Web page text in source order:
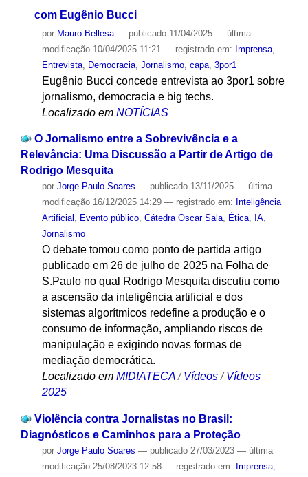
com Eugênio Bucci
por Mauro Bellesa — publicado11/04/2025 — última
modificação10/04/2025 11:21 — registrado em: Imprensa,
Entrevista, Democracia, Jornalismo, capa, 3por1
Eugênio Bucci concede entrevista ao 3por1 sobre
jornalismo, democracia e big techs.
Localizado em NOTÍCIAS
O Jornalismo entre a Sobrevivência e a
Relevância: Uma Discussão a Partir de Artigo de
Rodrigo Mesquita
por Jorge Paulo Soares — publicado13/11/2025 — última
modificação16/12/2025 14:29 — registrado em: Inteligência
Artificial , Evento público, Cátedra Oscar Sala, Ética, IA,
Jornalismo
O debate tomou como ponto de partida artigo
publicado em 26 de julho de 2025 na Folha de
S.Paulo no qual Rodrigo Mesquita discutiu como
a ascensão da inteligência artificial e dos
sistemas algorítmicos redefine a produção e o
consumo de informação, ampliando riscos de
manipulação e exigindo novas formas de
mediação democrática.
Localizado em MIDIATECA / Vídeos / Vídeos
2025
Violência contra Jornalistas no Brasil:
Diagnósticos e Caminhos para a Proteção
por Jorge Paulo Soares — publicado27/03/2023 — última
modificação25/08/2023 12:58 — registrado em: Imprensa,